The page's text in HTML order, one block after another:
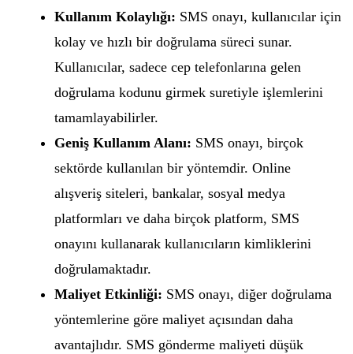
Kullanım Kolaylığı: SMS onayı, kullanıcılar için
kolay ve hızlı bir doğrulama süreci sunar.
Kullanıcılar, sadece cep telefonlarına gelen
doğrulama kodunu girmek suretiyle işlemlerini
tamamlayabilirler.
Geniş Kullanım Alanı: SMS onayı, birçok
sektörde kullanılan bir yöntemdir. Online
alışveriş siteleri, bankalar, sosyal medya
platformları ve daha birçok platform, SMS
onayını kullanarak kullanıcıların kimliklerini
doğrulamaktadır.
Maliyet Etkinliği: SMS onayı, diğer doğrulama
yöntemlerine göre maliyet açısından daha
avantajlıdır. SMS gönderme maliyeti düşük